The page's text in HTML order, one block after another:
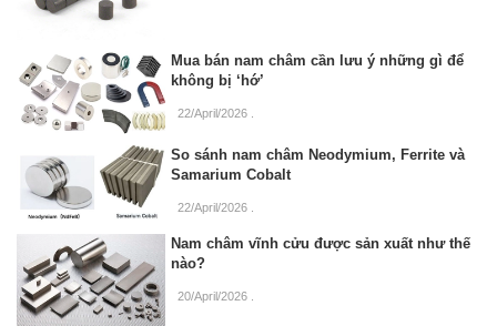
Mua bán nam châm cần lưu ý những gì để
không bị ‘hớ’
22/April/2026
So sánh nam châm Neodymium, Ferrite và
Samarium Cobalt
22/April/2026
Nam châm vĩnh cửu được sản xuất như thế
nào?
20/April/2026 .